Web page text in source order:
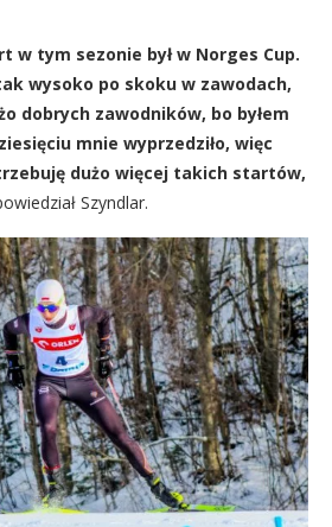
w tym sezonie był w Norges Cup.
wysoko po skoku w zawodach,
dobrych zawodników, bo byłem
mnie wyprzedziło, więc
dużo więcej takich startów,
Szyndlar.